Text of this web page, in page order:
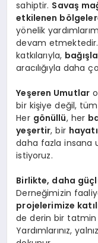
sahiptir. Savaş
etkilenen
yönelik
devam etmektedir.
katkılarıyla,
aracılığıyla daha
Yeşeren Umutlar
bir kişiye değil,
Her gönüllü, her
yeşertir, bir
daha fazla insana
istiyoruz.
Birlikte, daha
Derneğimizin
projelerimize
de derin bir tatmin
Yardımlarınız,